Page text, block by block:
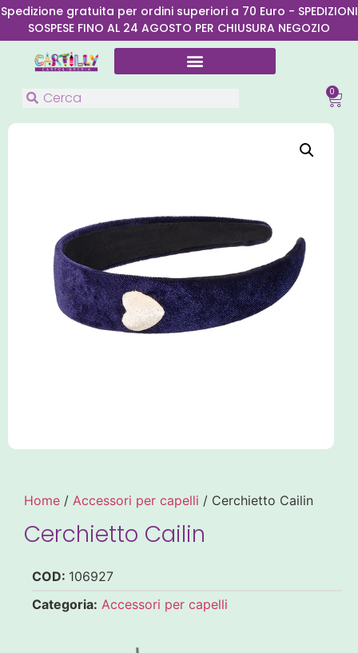
Spedizione gratuita per ordini superiori a 70 Euro - SPEDIZIONI
SOSPESE FINO AL 24 AGOSTO PER CHIUSURA NEGOZIO
0
Home / Accessori per capelli / Cerchietto Cailin
Cerchietto Cailin
COD: 106927
Categoria: Accessori per capelli